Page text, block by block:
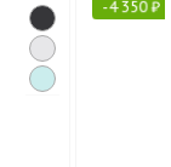
-4 350₽